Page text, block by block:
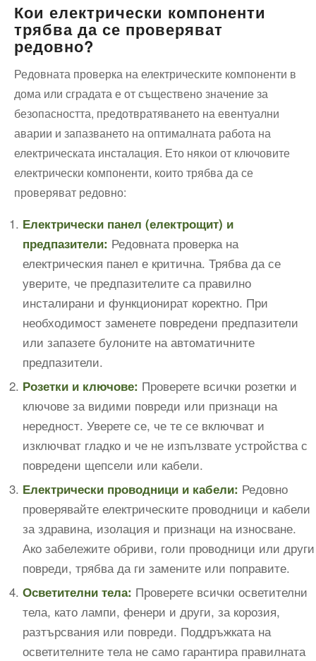
Кои електрически компоненти
трябва да се проверяват
редовно?
Редовната проверка на електрическите компоненти в
дома или сградата е от съществено значение за
безопасността, предотвратяването на евентуални
аварии и запазването на оптималната работа на
електрическата инсталация. Ето някои от ключовите
електрически компоненти, които трябва да се
проверяват редовно:
Електрически панел (електрощит) и
предпазители: Редовната проверка на
електрическия панел е критична. Трябва да се
уверите, че предпазителите са правилно
инсталирани и функционират коректно. При
необходимост заменете повредени предпазители
или запазете булоните на автоматичните
предпазители.
Розетки и ключове: Проверете всички розетки и
ключове за видими повреди или признаци на
нередност. Уверете се, че те се включват и
изключват гладко и че не изпълзвате устройства с
повредени щепсели или кабели.
Електрически проводници и кабели: Редовно
проверявайте електрическите проводници и кабели
за здравина, изолация и признаци на износване.
Ако забележите обриви, голи проводници или други
повреди, трябва да ги замените или поправите.
Осветителни тела: Проверете всички осветителни
тела, като лампи, фенери и други, за корозия,
разтърсвания или повреди. Поддръжката на
осветителните тела не само гарантира правилната